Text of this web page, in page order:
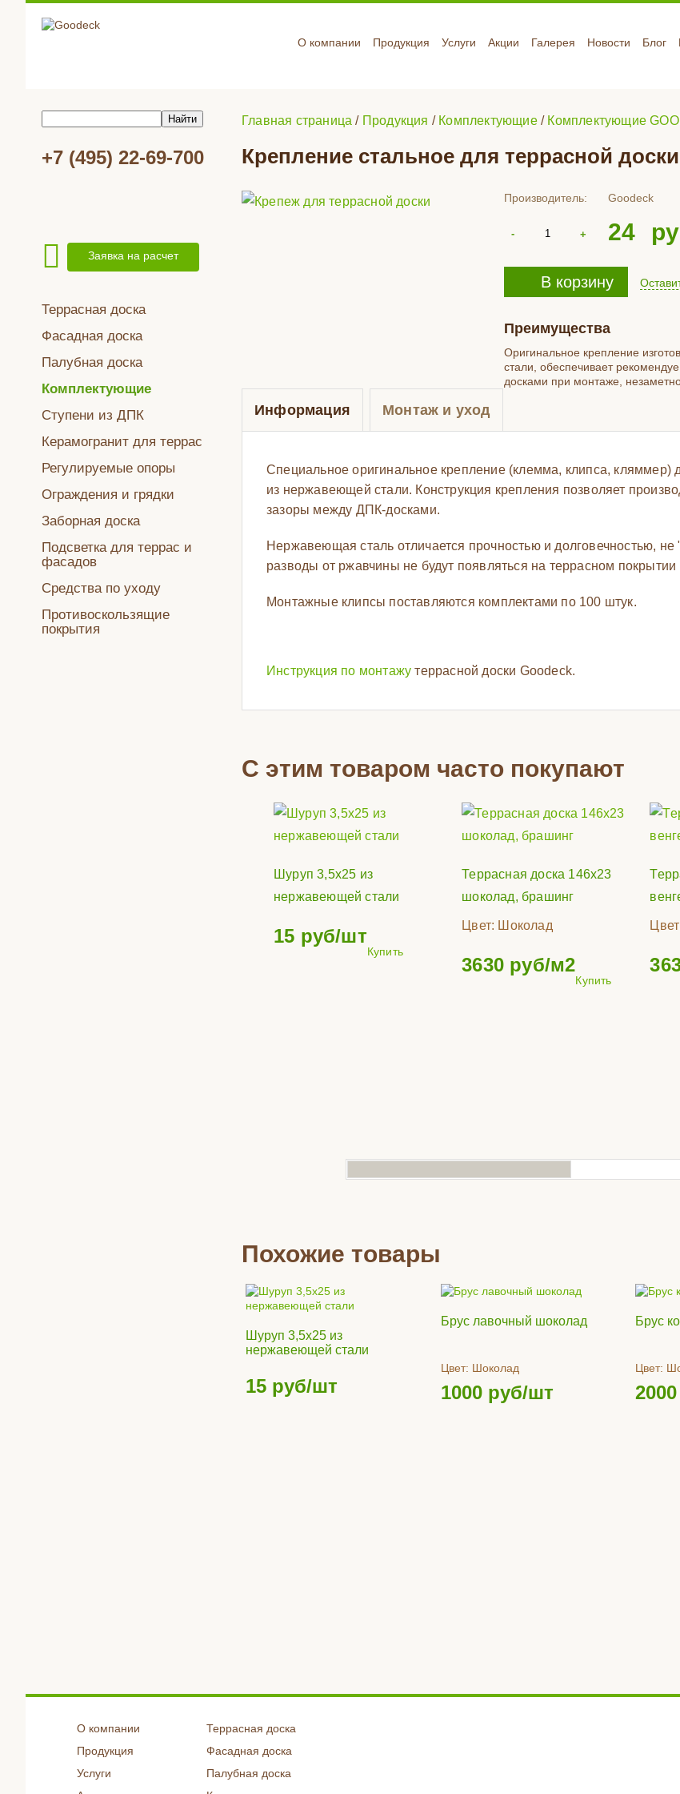
О компании Продукция Услуги Акции Галерея Новости Блог
+7 (495) 22-69-700
Заявка на расчет
Террасная доска
Фасадная доска
Палубная доска
Комплектующие
Ступени из ДПК
Керамогранит для террас
Регулируемые опоры
Ограждения и грядки
Заборная доска
Подсветка для террас и
фасадов
Средства по уходу
Противоскользящие
покрытия
Главная страница / Продукция / Комплектующие/ Комплектующие
Крепление стальное для террасной доски
Производитель: Goodeck
24
В корзину
Преимущества
Оригинальное крепление
стали, обеспечивает
досками при монтаже,
Информация Монтаж и уход
Специальное оригинальное крепление (клемма, клипса, кляммер)
из нержавеющей стали. Конструкция крепления позволяет
зазоры между ДПК-досками.
Нержавеющая сталь отличается прочностью и долговечностью, не
разводы от ржавчины не будут появляться на террасном
Монтажные клипсы поставляются комплектами по 100 штук.
Инструкция по монтажу террасной доски Goodeck.
С этим товаром часто покупают
Шуруп 3,5х25 из
нержавеющей стали
15 руб/шт
Купить
Террасная доска 146х23
шоколад, брашинг
Цвет: Шоколад
3630 руб/м2
Купить
шоколад, односторонняя
Цвет:Шоколад Венге
3536 руб/м2
Цвет:
Похожие товары
Шуруп 3,5х25 из
нержавеющей стали
15 руб/шт
Брус лавочный шоколад
Цвет: Шоколад
1000 руб/шт
Брус
Цвет:
2000
О компании
Продукция
Услуги
Террасная доска
Фасадная доска
Палубная доска